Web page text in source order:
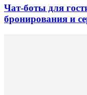
Чат-боты для
бронирования и